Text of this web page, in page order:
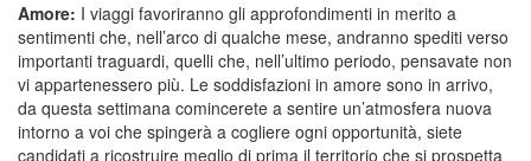
Amore: I viaggi favoriranno gli approfondimenti in merito a
sentimenti che, nell’arco di qualche mese, andranno spediti verso
importanti traguardi, quelli che, nell’ultimo periodo, pensavate non
vi appartenessero più. Le soddisfazioni in amore sono in arrivo,
da questa settimana comincerete a sentire un’atmosfera nuova
intorno a voi che spingerà a cogliere ogni opportunità, siete
candidati a ricostruire meglio di prima il territorio che si prospetta